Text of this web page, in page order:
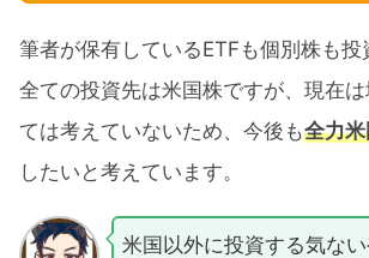
筆者が保有しているETFも個別株も
全ての投資先は米国株ですが、現在
ては考えていないため、今後も全力
したいと考えています。
米国以外に投資する気な